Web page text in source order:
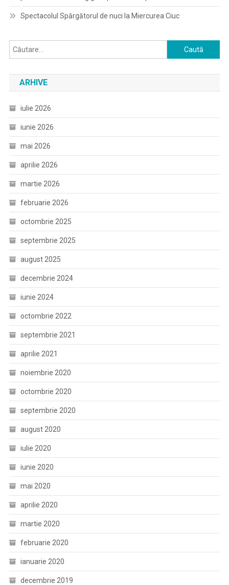
Spectacolul Spărgătorul de nuci la Miercurea Ciuc
Caută
după:
ARHIVE
iulie 2026
iunie 2026
mai 2026
aprilie 2026
martie 2026
februarie 2026
octombrie 2025
septembrie 2025
august 2025
decembrie 2024
iunie 2024
octombrie 2022
septembrie 2021
aprilie 2021
noiembrie 2020
octombrie 2020
septembrie 2020
august 2020
iulie 2020
iunie 2020
mai 2020
aprilie 2020
martie 2020
februarie 2020
ianuarie 2020
decembrie 2019